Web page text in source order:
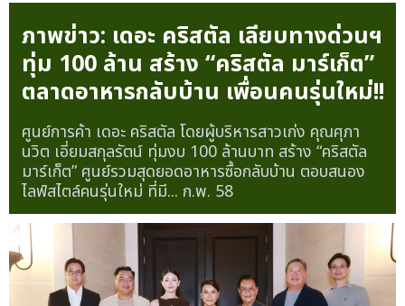
ภาพข่าว: เดอะ คริสตัล เลียบทางด่วนฯ
ทุ่ม 100 ล้าน สร้าง “คริสตัล มาร์เก็ต”
ตลาดอาหารกลับบ้าน เพื่อนคนรุ่นใหม่!!
ศูนย์การค้า เดอะ คริสตัล โดยผู้บริหารสาวเก่ง คุณศุภา
นวิต เอี่ยมสกุลรัตน์ ทุ่มงบ 100 ล้านบาท สร้าง “คริสตัล
มาร์เก็ต” ศูนย์รวมสุดยอดอาหารซื้อกลับบ้าน ตอบสนอง
ไลฟ์สไตล์คนรุ่นใหม่ ที่มี... ก.พ. 58